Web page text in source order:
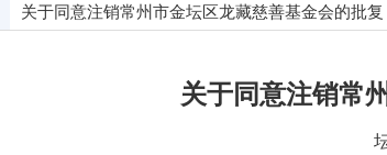
关于同意注销常州市金坛区龙藏慈善基金会的批复
关于同意注销常